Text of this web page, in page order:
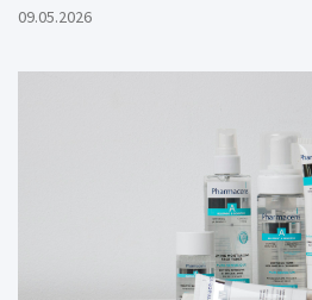
09.05.2026